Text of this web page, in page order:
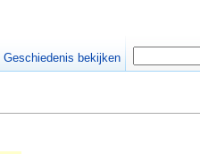
Geschiedenis bekijken